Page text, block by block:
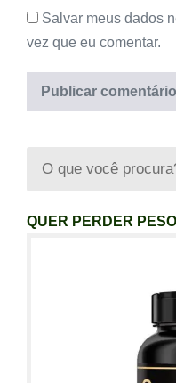
Salvar meus dados
vez que eu comentar.
QUER PERDER